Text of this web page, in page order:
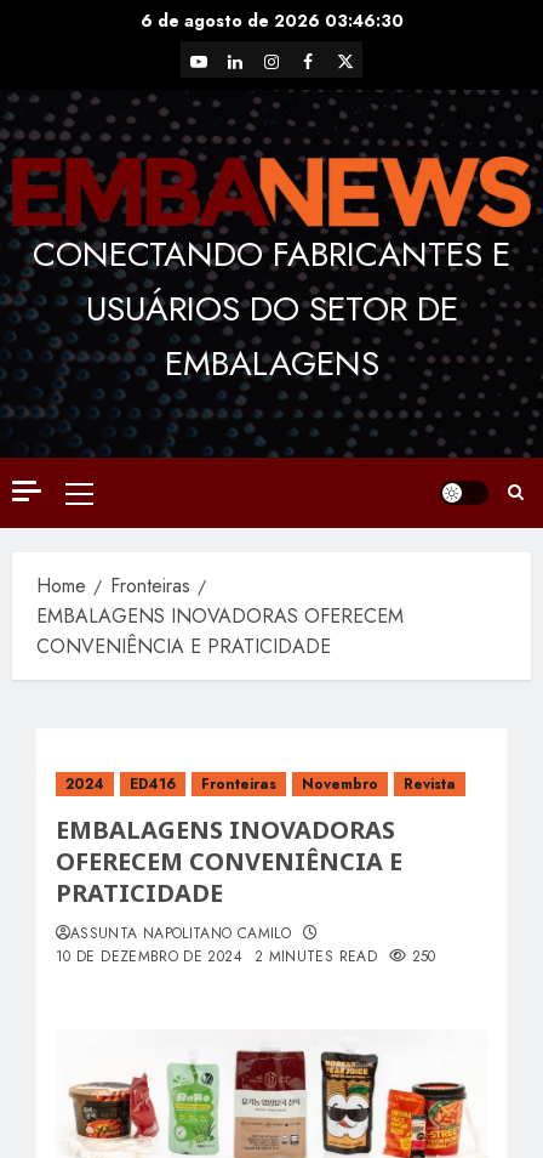
6 de agosto de 2026 03:46:31
YouTubeLinkedInInstagram
Facebook
X
CONECTANDO FABRICANTES E
USUÁRIOS DO SETOR DE
EMBALAGENS
Primary
Menu
Home
Fronteiras
EMBALAGENS INOVADORAS OFERECEM
CONVENIÊNCIA E PRATICIDADE
2024 ED416 Fronteiras Novembro Revista
EMBALAGENS INOVADORAS
OFERECEM CONVENIÊNCIA E
PRATICIDADE
ASSUNTA NAPOLITANO CAMILO
10 DE DEZEMBRO DE 2024 2 MINUTES READ 250